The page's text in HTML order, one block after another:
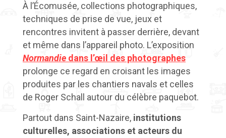
À l’Écomusée, collections photographiques,
techniques de prise de vue, jeux et
rencontres invitent à passer derrière, devant
et même dans l’appareil photo. L’exposition
Normandie dans l’œil des photographes
prolonge ce regard en croisant les images
produites par les chantiers navals et celles
de Roger Schall autour du célèbre paquebot.
Partout dans Saint-Nazaire, institutions
culturelles, associations et acteurs du